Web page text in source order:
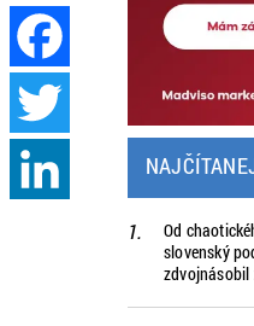
Od
slovenský
zdvojnásobil